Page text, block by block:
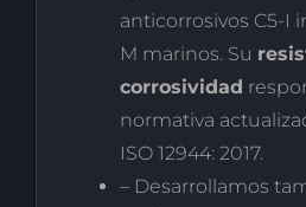
anticorrosivos C5-I
M marinos. Su
corrosividad
normativa
ISO 12944: 2017.
– Desarrollamos